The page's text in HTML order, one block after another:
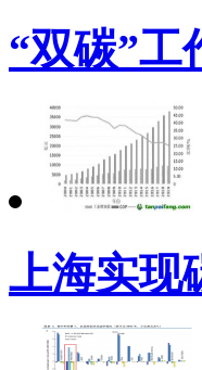
“双碳”工
上海实现